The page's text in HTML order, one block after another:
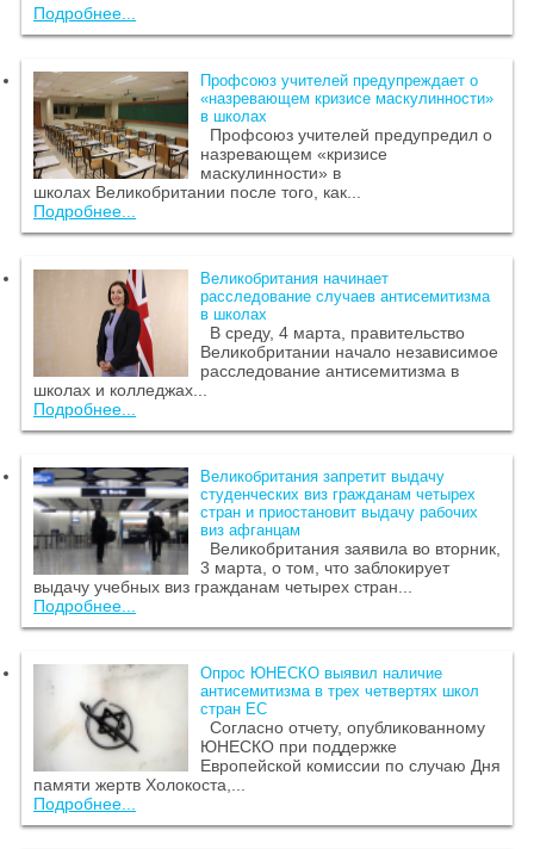
Подробнее...
Профсоюз учителей предупреждает о
«назревающем кризисе маскулинности»
в школах
Профсоюз учителей предупредил о
назревающем «кризисе
маскулинности» в
школах Великобритании после того, как...
Подробнее...
Великобритания начинает
расследование случаев антисемитизма
в школах
В среду, 4 марта, правительство
Великобритании начало независимое
расследование антисемитизма в
школах и колледжах...
Подробнее...
Великобритания запретит выдачу
студенческих виз гражданам четырех
стран и приостановит выдачу рабочих
виз афганцам
Великобритания заявила во вторник,
3 марта, о том, что заблокирует
выдачу учебных виз гражданам четырех стран...
Подробнее...
Опрос ЮНЕСКО выявил наличие
антисемитизма в трех четвертях школ
стран ЕС
Согласно отчету, опубликованному
ЮНЕСКО при поддержке
Европейской комиссии по случаю Дня
памяти жертв Холокоста,...
Подробнее...